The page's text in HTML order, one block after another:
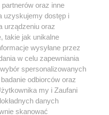
w jakikolwiek sposób
na jakimkolwiek polu
z umieszczaniem w
praw. Jakiekolwiek użycie
lub w części z naruszeniem
zabronione pod groźbą kary i
oraz inne
uzyskujemy dostęp i
urządzeniu oraz
takie jak unikalne
wysyłane przez
w celu zapewniania
spersonalizowanych
odbiorców oraz
my i Zaufani
danych
skanować